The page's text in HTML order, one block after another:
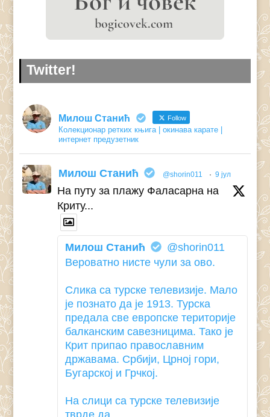
Twitter!
Милош Станић Follow
Колекционар ретких књига | окинава карате |
интернет предузетник
Милош Станић @shorin011 · 9 јул
На путу за плажу Фаласарна на
Криту...
Милош Станић
@shorin011
Вероватно нисте чули за ово.
Слика са турске телевизије. Мало
је познато да је 1913. Турска
предала све европске територије
балканским савезницима. Тако је
Крит припао православним
државама. Србији, Црној гори,
Бугарској и Грчкој.
На слици са турске телевизије
тврде да